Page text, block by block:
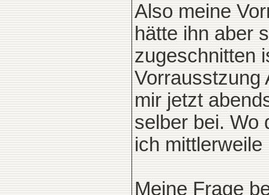
Also meine
hätte ihn aber
zugeschnitten
Vorrausstzung
mir jetzt
selber bei. Wo
ich
Meine Frage